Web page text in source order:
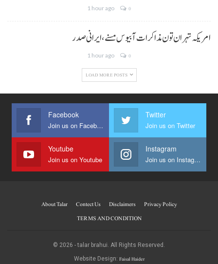
1 hour ago 0
امریکہ تہران تون مذاکرات آ بیوس مسنے، ایرانی صدر
1 hour ago 0
LOAD MORE POSTS
Facebook
Join us on Facebook
Twitter
Join us on Twitter
Youtube
Join us on Youtube
Instagram
Join us on Instagram
About Talar Contect Us Disclaimers
Privacy Policy
TERMS AND CONDITION
© 2026 - talar brahui. All Rights Reserved.
Website Design: Faisal Haider